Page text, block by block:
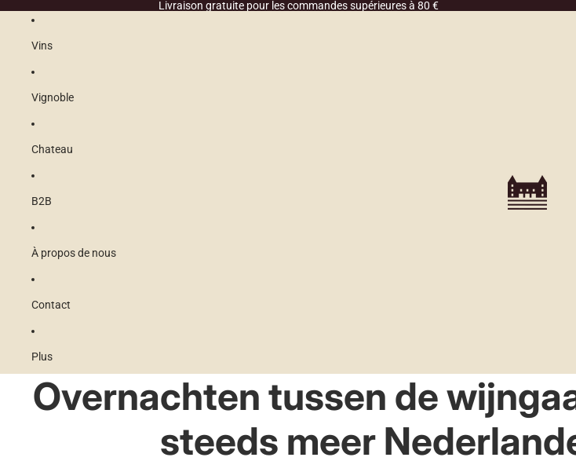
Livraison gratuite pour les commandes supérieures à 80 €
Vins
Vignoble
Chateau
B2B
À propos de nous
Contact
Plus
Overnachten tussen de
steeds meer